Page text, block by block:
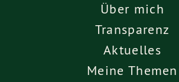
Über mich
Transparenz
Aktuelles
Meine Themen